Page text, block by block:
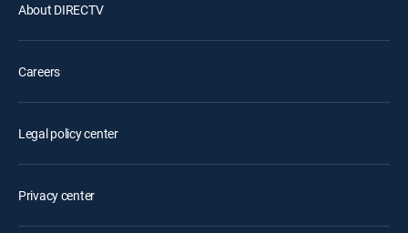
About DIRECTV
Careers
Legal policy center
Privacy center